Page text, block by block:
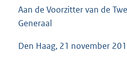
Aan de Voorzitter van de
Generaal
Den Haag, 21 november